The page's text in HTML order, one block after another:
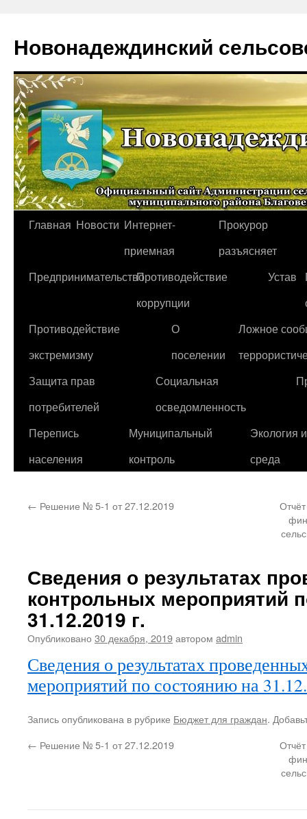
Новонадеждинский
Перейти
содержимому
Главная Новости Интернет-
приемная
Прокурор
разъясняет
ПредпринимательствоПротиводействие
коррупции
Устав
Противодействие
экстремизму
О
поселении
Ложное
Защита прав
потребителей
Социальная
осведомленность
Перепись
населения
Муниципальный
контроль
Экология
среда
← Решение № 5-1 от 27.12.2019
Сведения о результатах
контрольных мероприятий
31.12.2019 г.
Опубликовано 30 декабря, 2019автором admin
Сведения о результатах
мероприятий по состоянию на
Запись опубликована в рубрике Бюджет для граждан.
← Решение № 5-1 от 27.12.2019